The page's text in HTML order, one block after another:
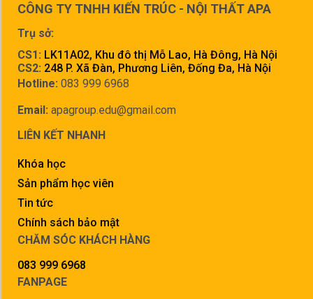
CÔNG TY TNHH KIẾN TRÚC - NỘI THẤT APA
Trụ sở:
CS1: LK11A02, Khu đô thị Mỗ Lao, Hà Đông, Hà Nội
CS2: 248 P. Xã Đàn, Phương Liên, Đống Đa, Hà Nội
Hotline: 083 999 6968
Email: apagroup.edu@gmail.com
LIÊN KẾT NHANH
Khóa học
Sản phẩm học viên
Tin tức
Chính sách bảo mật
CHĂM SÓC KHÁCH HÀNG
083 999 6968
FANPAGE